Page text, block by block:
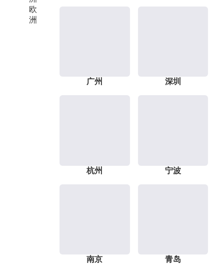
欧
洲
广州 深圳
杭州 宁波
南京 青岛